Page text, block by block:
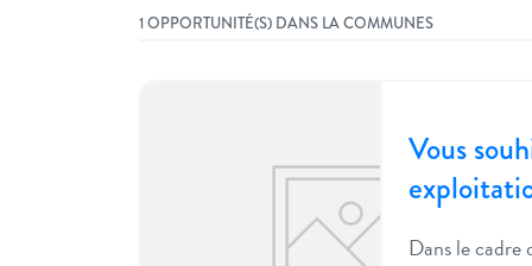
1 OPPORTUNITÉ(S) DANS LA COMMUNES
Vous
Dans le